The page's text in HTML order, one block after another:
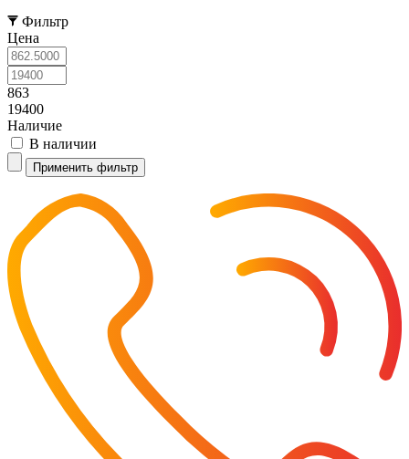
Фильтр
Цена
863
19400
Наличие
В наличии